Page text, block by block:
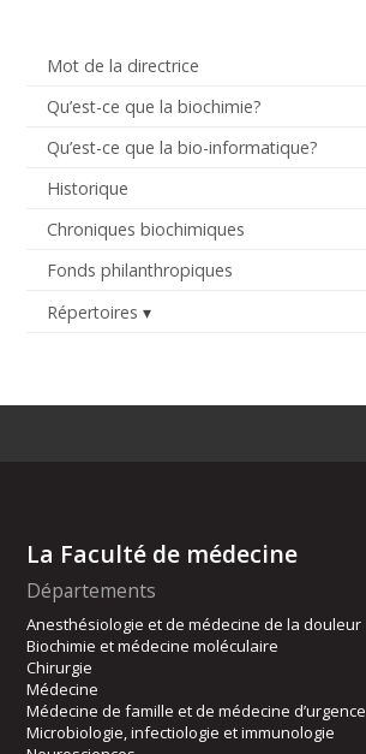
Mot de la directrice
Qu’est-ce que la biochimie?
Qu’est-ce que la bio-informatique?
Historique
Chroniques biochimiques
Fonds philanthropiques
Répertoires
La Faculté de médecine
Départements
Anesthésiologie et de médecine de la douleur
Biochimie et médecine moléculaire
Chirurgie
Médecine
Médecine de famille et de médecine d’urgence
Microbiologie, infectiologie et immunologie